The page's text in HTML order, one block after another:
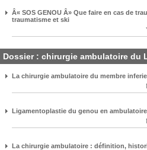
Â« SOS GENOU Â» Que faire en cas de
traumatisme et ski
Dossier : chirurgie ambulatoire du
La chirurgie ambulatoire du membre
Ligamentoplastie du genou en ambulatoire
La chirurgie ambulatoire : définition,